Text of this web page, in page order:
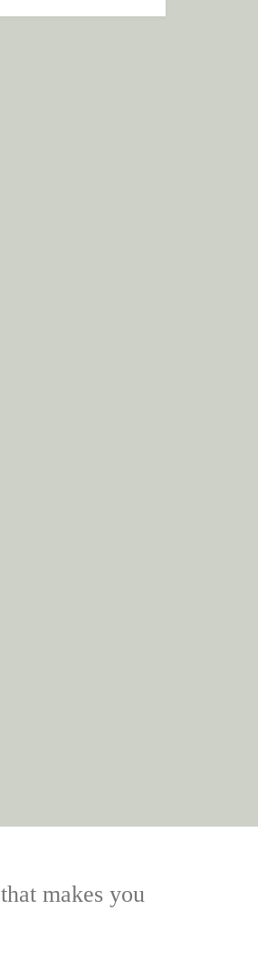
makes you